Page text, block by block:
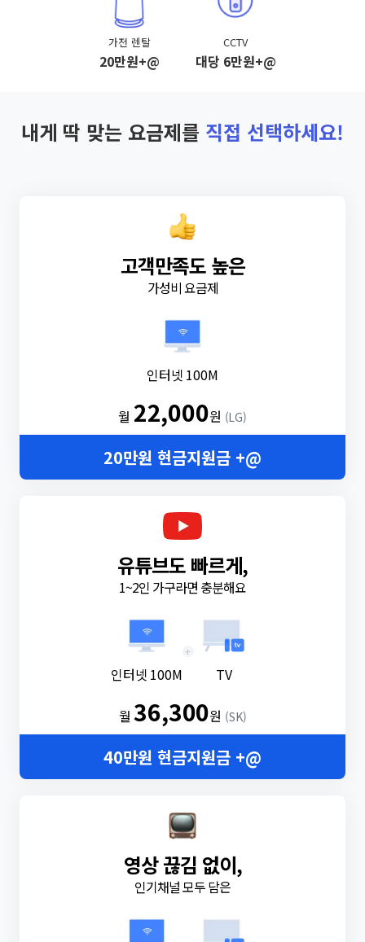
가전 렌탈
20만원+@
CCTV
대당 6만원+@
내게 딱 맞는 요금제를 직접 선택하세요!
고객만족도 높은
가성비 요금제
인터넷 100M
월 22,000원 (LG)
20만원 현금지원금 +@
유튜브도 빠르게,
1~2인 가구라면 충분해요
인터넷 100M
+
TV
월36,300원 (SK)
40만원 현금지원금 +@
영상 끊김 없이,
인기채널 모두 담은